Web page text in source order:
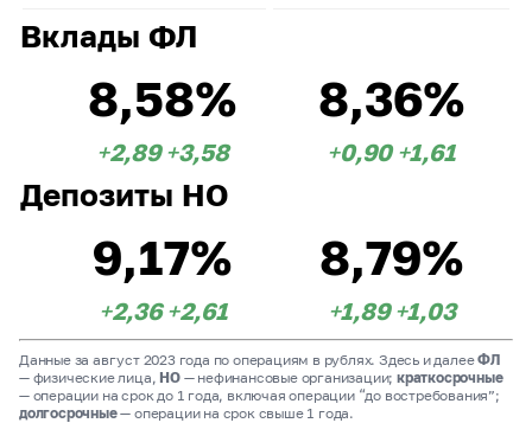
Вклады ФЛ
8,58%
+2,89 +3,58
8,36%
+0,90 +1,61
Депозиты НО
9,17%
+2,36 +2,61
8,79%
+1,89 +1,03
Данные за август 2023 года по операциям в рублях. Здесь и далееФЛ
— физические лица,НО— нефинансовые организации;краткосрочные
— операции на срок до 1 года, включая операции “до востребования”;
долгосрочные— операции на срок свыше 1 года.